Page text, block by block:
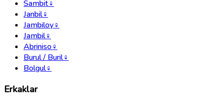
Sambit♀
Janbil♀
Jambiloy♀
Jambil♀
Abriniso♀
Burul / Buril♀
Bolgul♀
Erkaklar